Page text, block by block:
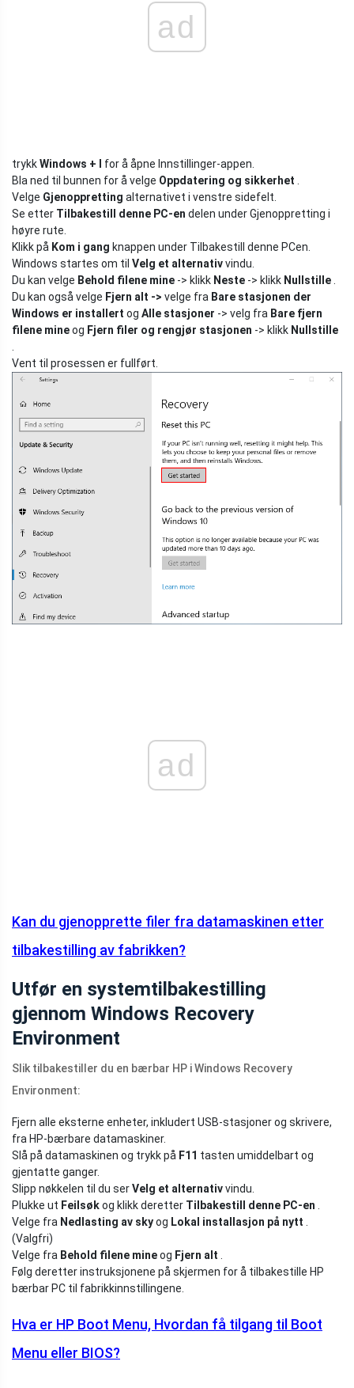
ad
trykkWindows + I
for å åpne Innstillinger-appen.
Bla ned til bunnen for å velge Oppdatering og sikkerhet
Velge Gjenoppretting alternativet i venstre sidefelt.
Se etter Tilbakestill denne PC-en delen under Gjenoppretting i
høyre rute.
Klikk på Kom i gang knappen under Tilbakestill denne PCen.
Windows startes om til Velg et alternativvindu.
Du kan velge Behold filene mine -> klikk Neste -> klikk Nullstille
Du kan også velge Fjern alt -> velge fra Bare stasjonen der
Windows er installert og Alle stasjoner -> velg fra Bare fjern
filene mineog Fjern filer og rengjør stasjonen -> klikk Nullstille
Vent til prosessen er fullført.
ad
Kan du gjenopprette filer fra datamaskinen etter
tilbakestilling av fabrikken?
Utfør en systemtilbakestilling
gjennom Windows Recovery
Environment
Slik tilbakestiller du en bærbar HP i Windows Recovery
Environment:
Fjern alle eksterne enheter, inkludert USB-stasjoner og skrivere,
fra HP-bærbare datamaskiner.
Slå på datamaskinen og trykk på F11 tasten umiddelbart og
gjentatte ganger.
Slipp nøkkelen til du serVelg et alternativvindu.
Plukke ut Feilsøkog klikk deretter Tilbakestill denne PC-en
Velge fra Nedlasting av skyog Lokal installasjon på nytt
(Valgfri)
Velge fra Behold filene mineog Fjern alt
Følg deretter instruksjonene på skjermen for å tilbakestille HP
bærbar PC til fabrikkinnstillingene.
Hva er HP Boot Menu, Hvordan få tilgang til Boot
Menu eller BIOS?